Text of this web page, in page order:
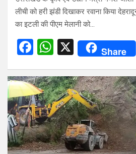
लीची को हरी झंडी दिखाकर रवाना किया
का इटली की पीएम मेलानी को…
F
ce
b
o
o
k
W
at
s
A
p
p
X Share